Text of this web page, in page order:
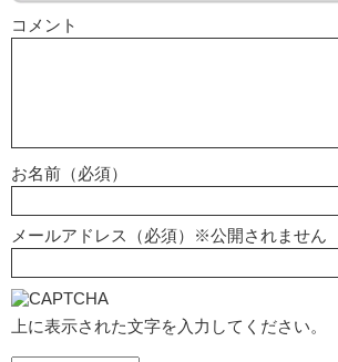
コメント
お名前（必須）
メールアドレス（必須）※公開されません
上に表示された文字を入力してください。